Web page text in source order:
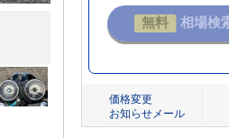
価格変更
お知らせメール